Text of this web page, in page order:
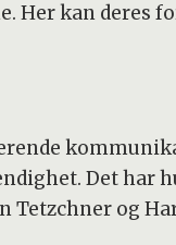
Her kan deres
Det har
Tetzchner og